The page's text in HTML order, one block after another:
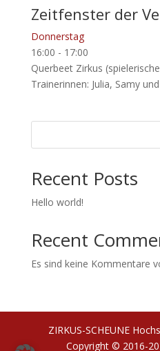
Zeitfenster der
Donnerstag
16:00 - 17:00
Querbeet Zirkus
Trainerinnen: Julia, Samy
Recent Posts
Hello world!
Recent
Es sind keine Kommentare
ZIRKUS-SCHEUNE
Copyright © 2016-